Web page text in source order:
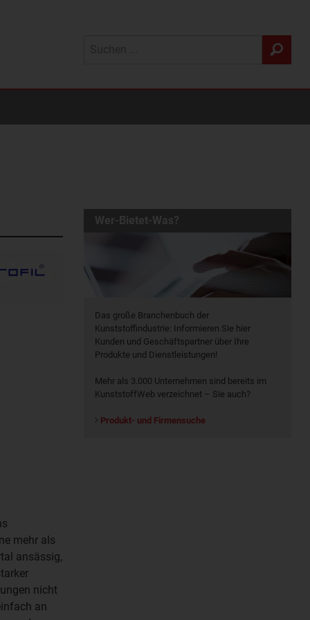
mehr als
ansässig,
nicht
an
Wer-Bietet-Was?
Das große Branchenbuch der
Kunststoffindustrie: Informieren Sie hier
Kunden und Geschäftspartner über Ihre
Produkte und Dienstleistungen!
Mehr als 3.000 Unternehmen sind bereits im
KunststoffWeb verzeichnet – Sie auch?
Produkt- und Firmensuche